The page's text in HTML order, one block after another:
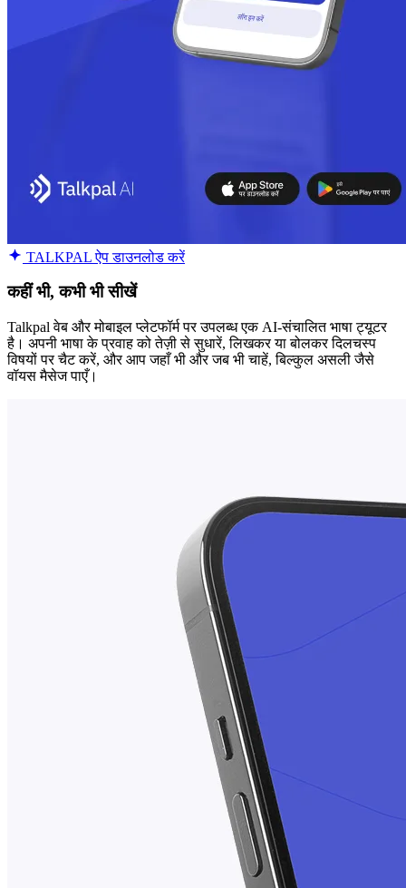
TALKPAL ऐप डाउनलोड करें
कहीं भी, कभी भी सीखें
Talkpal वेब और मोबाइल प्लेटफॉर्म पर उपलब्ध एक AI-संचालित भाषा ट्यूटर
है। अपनी भाषा के प्रवाह को तेज़ी से सुधारें, लिखकर या बोलकर दिलचस्प
विषयों पर चैट करें, और आप जहाँ भी और जब भी चाहें, बिल्कुल असली जैसे
वॉयस मैसेज पाएँ।